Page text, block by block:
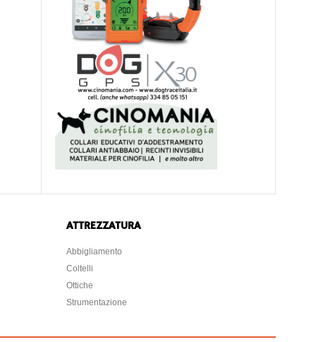
ATTREZZATURA
Abbigliamento
Coltelli
Ottiche
Strumentazione